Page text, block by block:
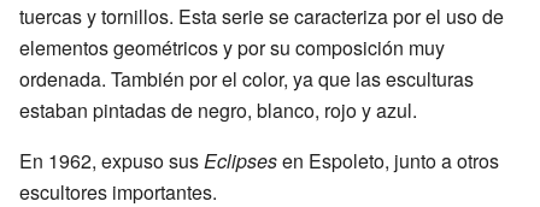
tuercas y tornillos. Esta serie se caracteriza por el uso de
elementos geométricos y por su composición muy
ordenada. También por el color, ya que las esculturas
estaban pintadas de negro, blanco, rojo y azul.
En 1962, expuso susEclipsesen Espoleto, junto a otros
escultores importantes.